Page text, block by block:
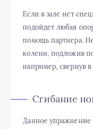
Если в зале нет
подойдет любая
помощь партнера.
колени, подложив
например, свернув в
Сгибание
Данное упражнение